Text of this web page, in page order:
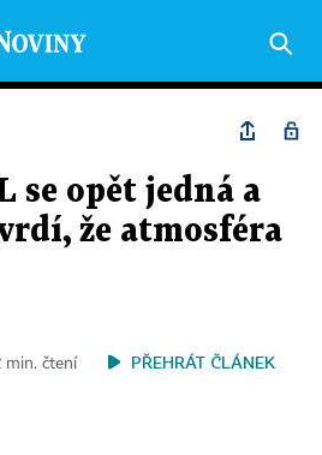
se opět jedná a
že atmosféra
min. čtení PŘEHRÁT ČLÁNEK